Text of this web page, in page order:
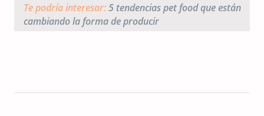
Te podría interesar:5 tendencias pet food que están
cambiando la forma de producir